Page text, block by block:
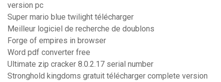
version pc
Super mario blue twilight télécharger
Meilleur logiciel de recherche de doublons
Forge of empires in browser
Word pdf converter free
Ultimate zip cracker 8.0.2.17 serial number
Stronghold kingdoms gratuit télécharger complete version